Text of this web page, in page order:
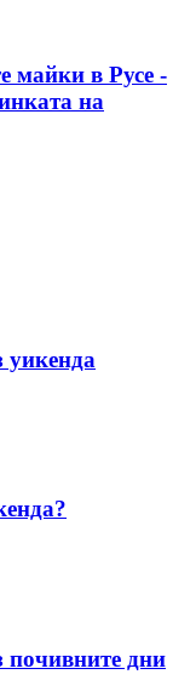
майки в Русе -
на
уикенда
почивните дни